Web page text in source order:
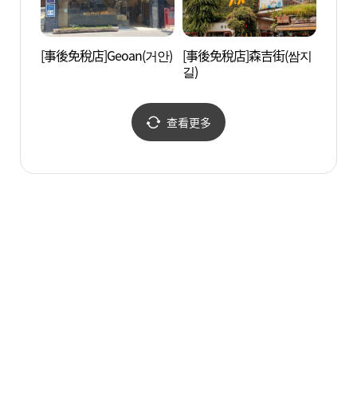
[事後免稅店]Geoan(거안) [事後免稅店]森吉街(쌈지
길)
查看更多